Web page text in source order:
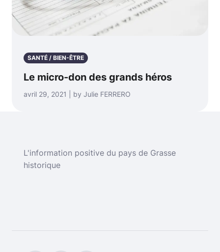
SANTÉ / BIEN-ÊTRE
Le micro-don des grands héros
avril 29, 2021 | by Julie FERRERO
L'information positive du pays de Grasse
historique